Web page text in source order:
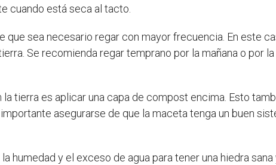
cuando está seca al tacto.
que sea necesario regar con mayor frecuencia. En este
Se recomienda regar temprano por la mañana o por
tierra es aplicar una capa de compost encima. Esto
asegurarse de que la maceta tenga un buen
humedad y el exceso de agua para tener una hiedra